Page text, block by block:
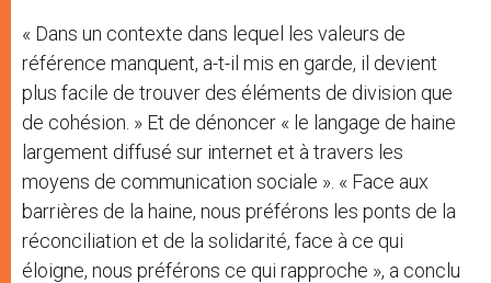
« Dans un contexte dans lequel les valeurs de
référence manquent, a-t-il mis en garde, il devient
plus facile de trouver des éléments de division que
de cohésion. » Et de dénoncer « le langage de haine
largement diffusé sur internet et à travers les
moyens de communication sociale ». « Face aux
barrières de la haine, nous préférons les ponts de la
réconciliation et de la solidarité, face à ce qui
éloigne, nous préférons ce qui rapproche », a conclu